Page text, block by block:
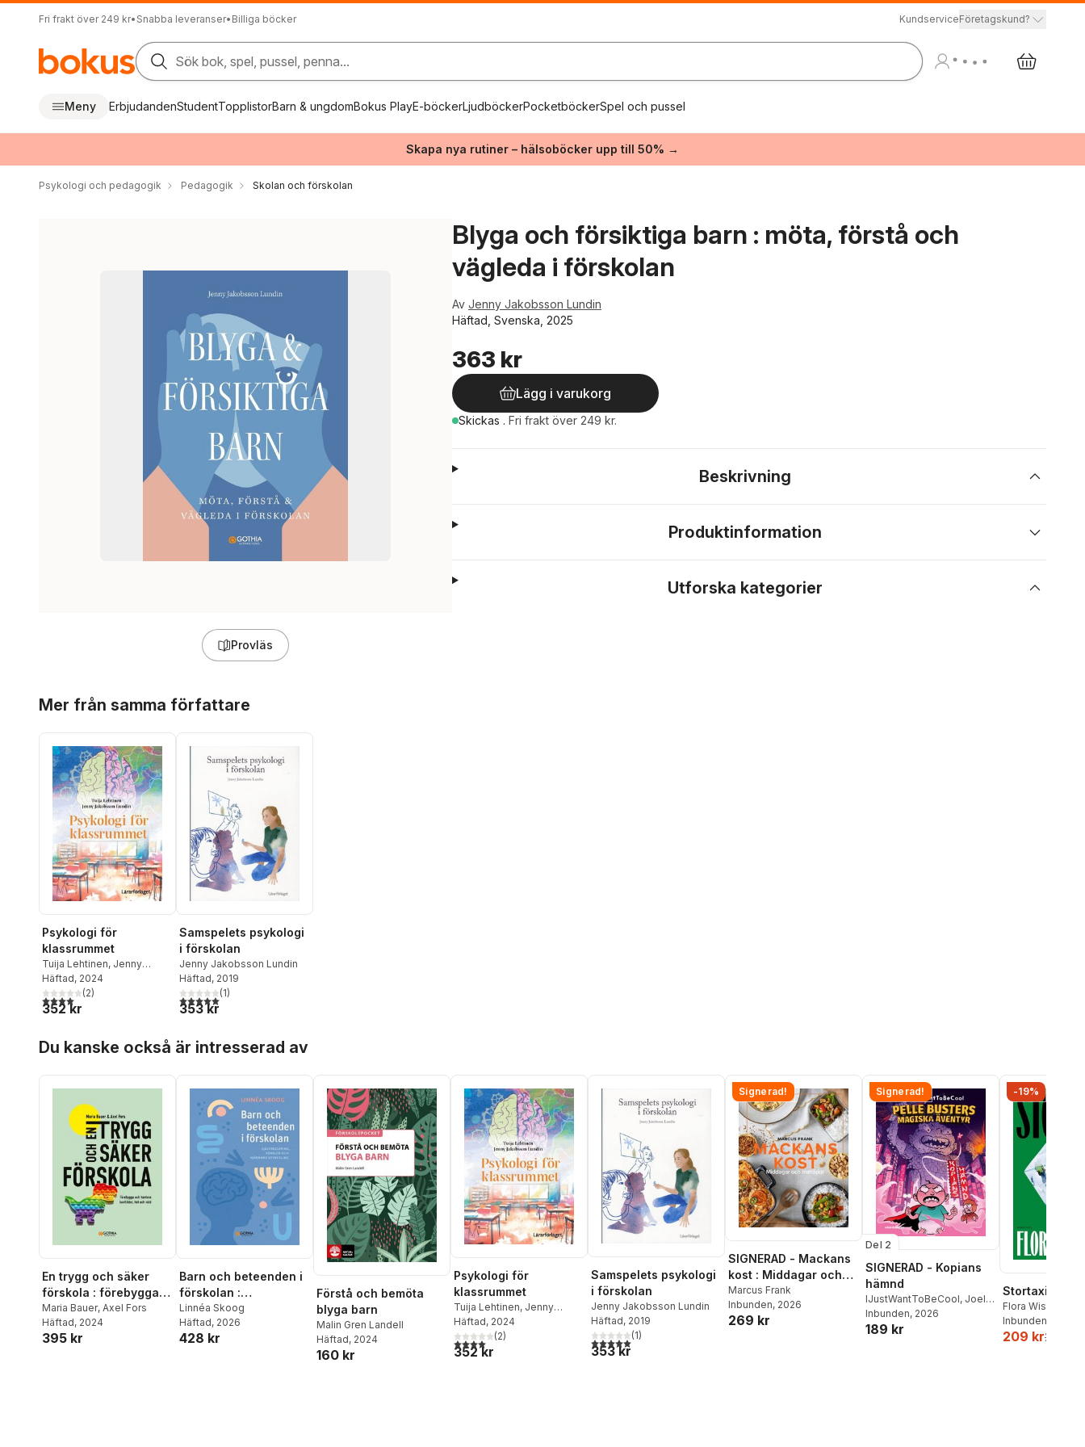
Fri frakt över 249 kr• Snabba leveranser• Billiga böcker KundserviceFöretagskund?
Sök bok, spel, pussel, penna...
Meny ErbjudandenStudentTopplistorBarn & ungdomBokus PlayE-böckerLjudböckerPocketböckerSpel och pussel
Skapa nya rutiner – hälsoböcker upp till 50% →
Psykologi och pedagogik Pedagogik Skolan och förskolan
Provläs
Blyga och försiktiga barn : möta, förstå och
vägleda i förskolan
Av Jenny Jakobsson Lundin
Häftad, Svenska, 2025
363 kr
Lägg i varukorg
Skickas . Fri frakt över 249 kr.
Beskrivning
Produktinformation
Utforska kategorier
Mer från samma författare
Psykologi för
klassrummet
Tuija Lehtinen, Jenny
Jakobsson Lundin
Häftad, 2024
4,0utav 5 stjärnor. Totalt antal röster:
(2)
352 kr
Samspelets psykologi
i förskolan
Jenny Jakobsson Lundin
Häftad, 2019
5,0utav 5 stjärnor. Totalt antal röster:
(1)
353 kr
Du kanske också är intresserad av
En trygg och säker
förskola : förebygga
och hantera konflikter,
hot och våld
Maria Bauer, Axel Fors
Häftad, 2024
395 kr
Barn och beteenden i
förskolan :
självreglering, känslor
och hjärnans
utveckling
Linnéa Skoog
Häftad, 2026
428 kr
Förstå och bemöta
blyga barn
Malin Gren Landell
Häftad, 2024
160 kr
Psykologi för
klassrummet
Tuija Lehtinen, Jenny
Jakobsson Lundin
Häftad, 2024
4,0utav 5 stjärnor. Totalt antal röster:
(2)
352 kr
Samspelets psykologi
i förskolan
Jenny Jakobsson Lundin
Häftad, 2019
5,0utav 5 stjärnor. Totalt antal röster:
(1)
353 kr
Signerad!
SIGNERAD - Mackans
kost : Middagar och
matlådor
Marcus Frank
Inbunden, 2026
269 kr
Signerad!
Del 2
SIGNERAD - Kopians
hämnd
IJustWantToBeCool, Joel
Adolphson,Emil Ejdemo
Beer ,Victor Beer
Inbunden, 2026
189 kr
-19%
Stortaxi
Flora Wiström
Inbunden
209 kr259 kr